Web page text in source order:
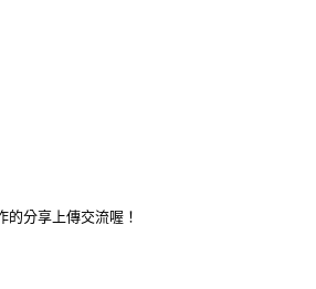
的分享上傳交流喔！